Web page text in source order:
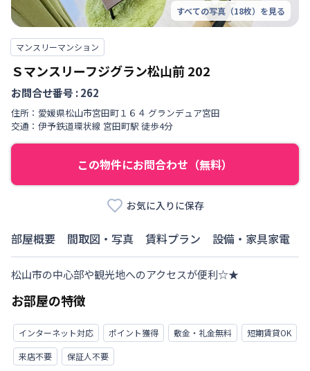
すべての写真（18枚）を見る
マンスリーマンション
Ｓマンスリーフジグラン松山前202
お問合せ番号 :262
住所： 愛媛県松山市宮田町 １６４ グランデュア宮田
交通： 伊予鉄道環状線 宮田町駅 徒歩4分
この物件にお問合わせ（無料）
お気に入りに保存
部屋概要 間取図・写真 賃料プラン 設備・家具家電
松山市の中心部や観光地へのアクセスが便利☆★
お部屋の特徴
インターネット対応 ポイント獲得 敷金・礼金無料
短期賃貸OK
来店不要
保証人不要